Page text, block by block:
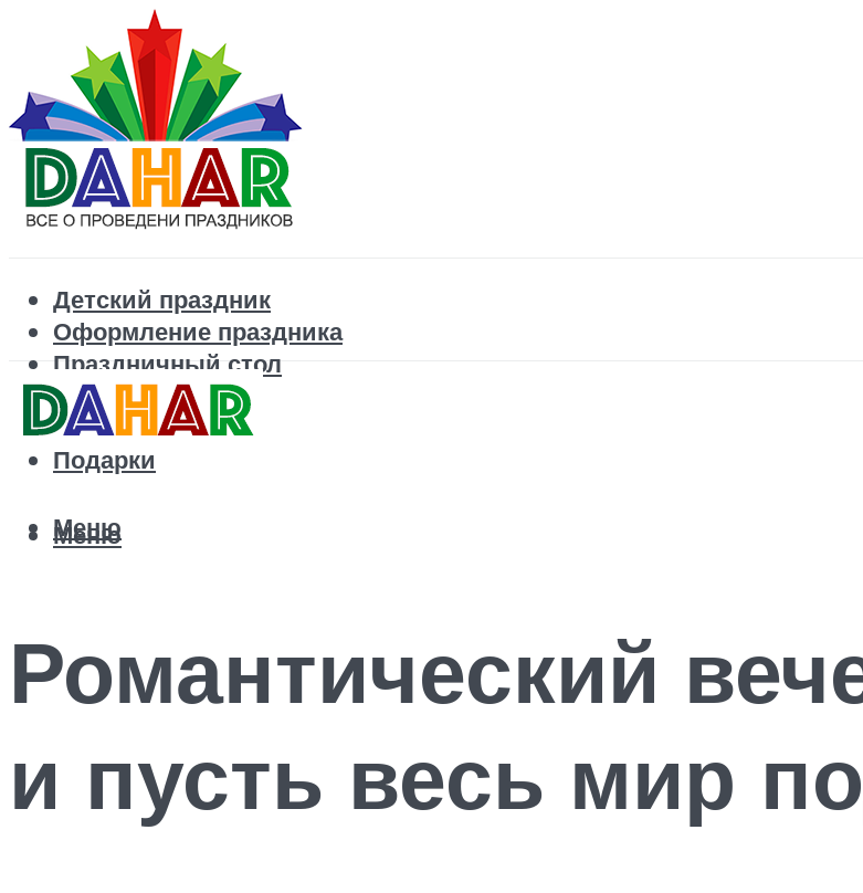
Детский праздник
Оформление праздника
Праздничный стол
Корпоратив
Поздравления
Подарки
Меню
Меню
Романтический
и пусть весь мир